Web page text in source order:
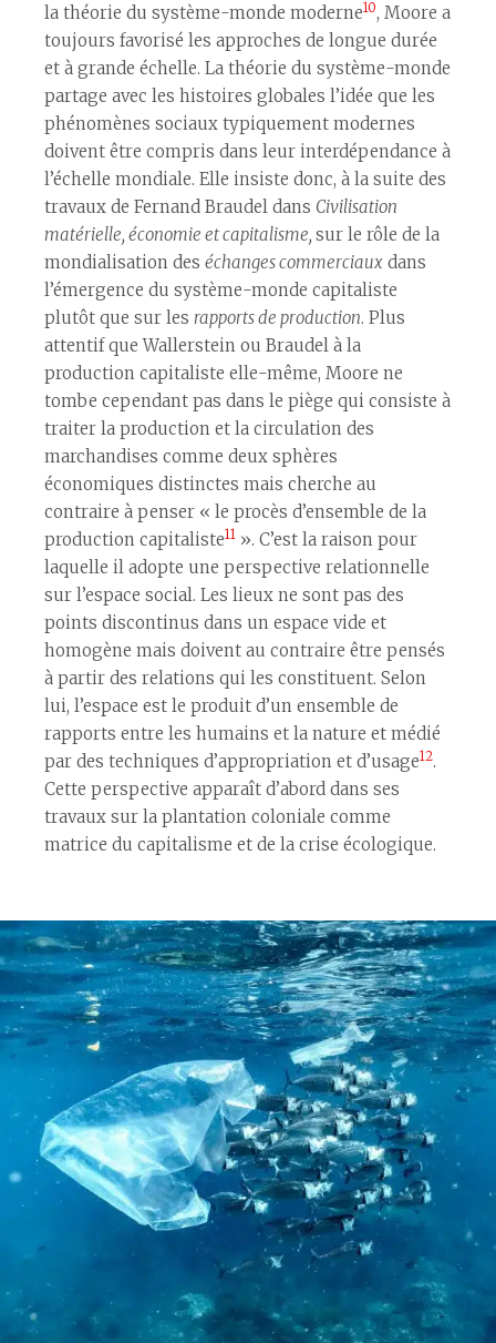
la théorie du système-monde moderne10, Moore a
toujours favorisé les approches de longue durée
et à grande échelle. La théorie du système-monde
partage avec les histoires globales l’idée que les
phénomènes sociaux typiquement modernes
doivent être compris dans leur interdépendance à
l’échelle mondiale. Elle insiste donc, à la suite des
travaux de Fernand Braudel dans Civilisation
matérielle, économie et capitalisme,sur le rôle de la
mondialisation deséchanges commerciaux dans
l’émergence du système-monde capitaliste
plutôt que sur les rapports de production. Plus
attentif que Wallerstein ou Braudel à la
production capitaliste elle-même, Moore ne
tombe cependant pas dans le piège qui consiste à
traiter la production et la circulation des
marchandises comme deux sphères
économiques distinctes mais cherche au
contraire à penser « le procès d’ensemble de la
production capitaliste11 ». C’est la raison pour
laquelle il adopte une perspective relationnelle
sur l’espace social. Les lieux ne sont pas des
points discontinus dans un espace vide et
homogène mais doivent au contraire être pensés
à partir des relations qui les constituent. Selon
lui, l’espace est le produit d’un ensemble de
rapports entre les humains et la nature et médié
par des techniques d’appropriation et d’usage12.
Cette perspective apparaît d’abord dans ses
travaux sur la plantation coloniale comme
matrice du capitalisme et de la crise écologique.